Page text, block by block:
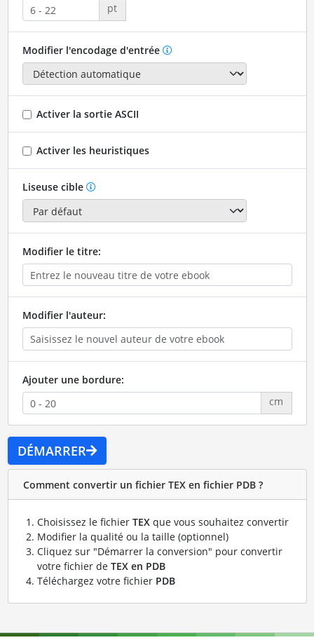
pt
Modifier l'encodage d'entrée
Activer la sortie ASCII
Activer les heuristiques
Liseuse cible
Modifier le titre:
Modifier l'auteur:
Ajouter une bordure:
cm
DÉMARRER
Comment convertir un fichier TEX en fichier PDB ?
Choisissez le fichier TEXque vous souhaitez convertir
Modifier la qualité ou la taille (optionnel)
Cliquez sur "Démarrer la conversion" pour convertir
votre fichier de TEX en PDB
Téléchargez votre fichier PDB